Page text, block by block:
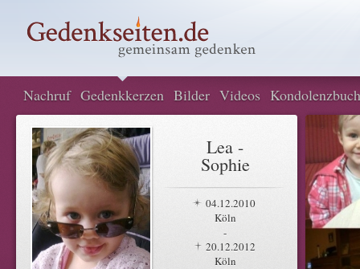
Nachruf Gedenkkerzen Bilder Videos Kondolenzbuch
Lea -
Sophie
04.12.2010
Köln
-
20.12.2012
Köln